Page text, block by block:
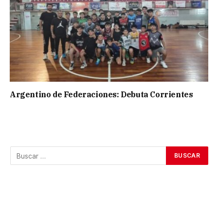
Argentino de Federaciones: Debuta Corrientes